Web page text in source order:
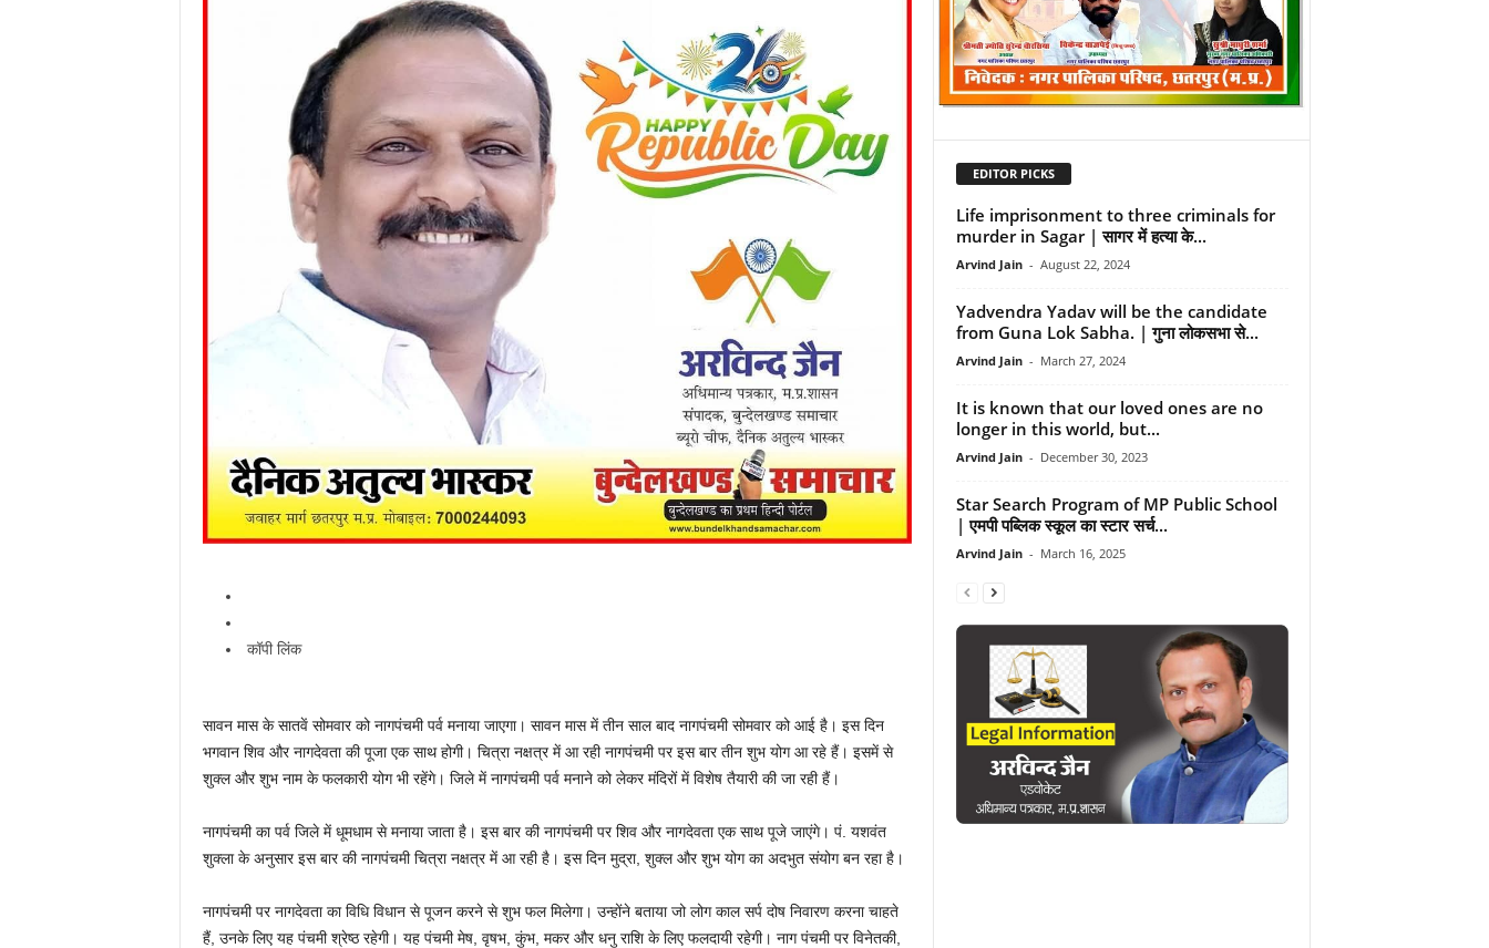
कॉपी लिंक
सावन मास के सातवें सोमवार को नागपंचमी पर्व मनाया जाएगा। सावन मास में तीन साल बाद नागपंचमी सोमवार को आई है। इस दिन
भगवान शिव और नागदेवता की पूजा एक साथ होगी। चित्रा नक्षत्र में आ रही नागपंचमी पर इस बार तीन शुभ योग आ रहे हैं। इसमें से
शुक्ल और शुभ नाम के फलकारी योग भी रहेंगे। जिले में नागपंचमी पर्व मनाने को लेकर मंदिरों में विशेष तैयारी की जा रही हैं।
नागपंचमी का पर्व जिले में धूमधाम से मनाया जाता है। इस बार की नागपंचमी पर शिव और नागदेवता एक साथ पूजे जाएंगे। पं. यशवंत
शुक्ला के अनुसार इस बार की नागपंचमी चित्रा नक्षत्र में आ रही है। इस दिन मुद्रा, शुक्ल और शुभ योग का अदभुत संयोग बन रहा है।
नागपंचमी पर नागदेवता का विधि विधान से पूजन करने से शुभ फल मिलेगा। उन्होंने बताया जो लोग काल सर्प दोष निवारण करना चाहते
हैं, उनके लिए यह पंचमी श्रेष्ठ रहेगी। यह पंचमी मेष, वृषभ, कुंभ, मकर और धनु राशि के लिए फलदायी रहेगी। नाग पंचमी पर विनेतकी,
EDITOR PICKS
Life imprisonment to three criminals for
murder in Sagar | सागर में हत्या के...
Arvind Jain - August 22, 2024
Yadvendra Yadav will be the candidate
from Guna Lok Sabha. | गुना लोकसभा से...
Arvind Jain - March 27, 2024
It is known that our loved ones are no
longer in this world, but...
Arvind Jain - December 30, 2023
Star Search Program of MP Public School
| एमपी पब्लिक स्कूल का स्टार सर्च...
Arvind Jain - March 16, 2025